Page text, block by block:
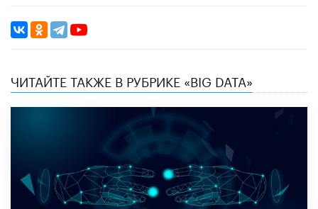
ЧИТАЙТЕ ТАКЖЕ В РУБРИКЕ «BIG DATA»